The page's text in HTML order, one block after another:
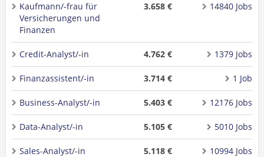
Kaufmann/-frau für
Versicherungen und
Finanzen
3.658 € 14840 Jobs
Credit-Analyst/-in 4.762 € 1379 Jobs
Finanzassistent/-in 3.714 € 1 Job
Business-Analyst/-in 5.403 € 12176 Jobs
Data-Analyst/-in 5.105 € 5010 Jobs
Sales-Analyst/-in 5.118 € 10994 Jobs